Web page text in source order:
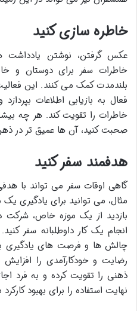
خاطره سازی کنید
عکس گرفتن، نوشتن یادداشت
خاطرات سفر برای دوستان و
بلندمدت کمک می کنند. این
فعال به بازیابی اطلاعات
خاطرات را تقویت کند. هر چه
صحبت کنید، آن ها عمیق تر در
هدفمند سفر کنید
گاهی اوقات سفر می تواند با
مثال، می توانید برای یادگیری
بازدید از یک موزه خاص،
انجام یک کار داوطلبانه سفر
چالش ها و فرصت های یادگیری
رضایت و خودکارآمدی را
ذهنی را تقویت کرده و به فرد
نهایت استفاده را برای بهبود